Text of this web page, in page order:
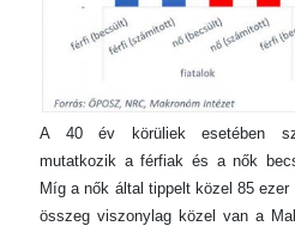
A 40 év körüliek esetében
mutatkozik a férfiak és a nők
Míg a nők által tippelt közel 85
összeg viszonylag közel van a